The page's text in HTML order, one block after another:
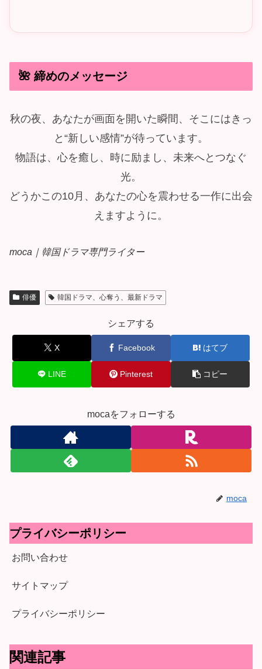
🌺 締めのメッセージ
秋の夜、あなたが画面を開いた瞬間、そこにはきっ
と“新しい感情”が待っています。
物語は、心を癒し、時に励まし、未来へとつなぐ
光。
どうかこの10月、あなたの心を震わせる一作に出会
えますように。
moca｜韓国ドラマ専門ライター
俳優 韓国ドラマ、心奪う、最新ドラマ
シェアする
X Facebook はてブ
LINE Pinterest コピー
mocaをフォローする
moca
プライバシーポリシー
お問い合わせ
サイトマップ
プライバシーポリシー
関連記事